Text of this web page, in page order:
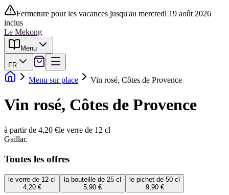
Fermeture pour les vacances jusqu'au mercredi 19 août 2026
inclus
Le Mekong
Menu
FR
Menu sur place Vin rosé, Côtes de Provence
Vin rosé, Côtes de Provence
à partir de 4,20 €le verre de 12 cl
Gaillac
Toutes les offres
le verre de 12 cl
4,20 €
la bouteille de 25 cl
5,90 €
le pichet de 50 cl
9,90 €